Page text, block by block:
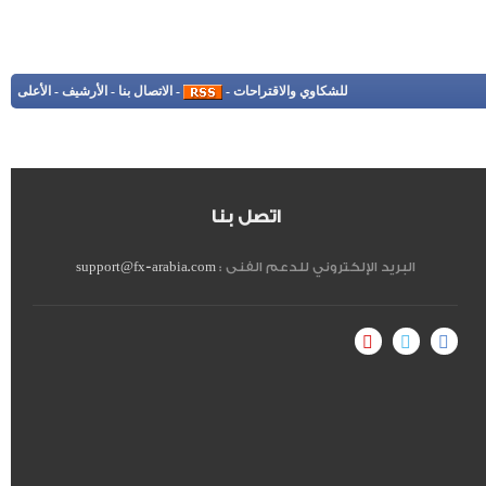
للشكاوي والاقتراحات -
- الاتصال بنا - الأرشيف - الأعلى
اتصل بنا
البريد الإلكتروني للدعم الفنى :support@fx-arabia.com